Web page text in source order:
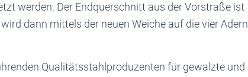
werden. Der Endquerschnitt aus der Vorstraße ist
dann mittels der neuen Weiche auf die vier Adern
Qualitätsstahl­produzenten für gewalzte und